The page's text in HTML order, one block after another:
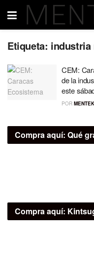
Etiqueta: industria
CEM:
de la
este
POR
Compra aquí: Qué
Compra aquí: